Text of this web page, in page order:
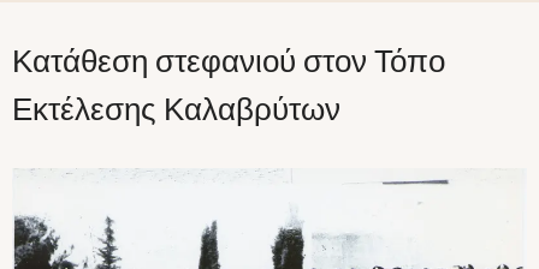
Κατάθεση στεφανιού στον Τόπο
Εκτέλεσης Καλαβρύτων
Bild